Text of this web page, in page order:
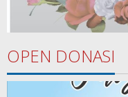
OPEN DONASI